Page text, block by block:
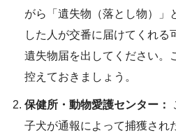
がら「遺失物（落とし物）」
した人が交番に届けてくれる
遺失物届を出してください。
控えておきましょう。
保健所・動物愛護センター：
子犬が通報によって捕獲され